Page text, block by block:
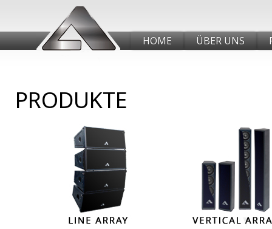
HOME ÜBER UNS
PRODUKTE